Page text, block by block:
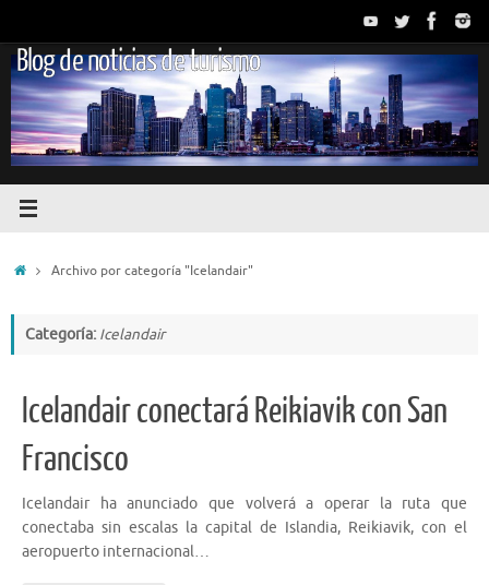
contenido
Blog de noticias de turismo
InicioArchivo por categoría "Icelandair"
Categoría: Icelandair
Icelandair conectará Reikiavik con San
Francisco
Icelandair ha anunciado que volverá a operar la ruta que
conectaba sin escalas la capital de Islandia, Reikiavik, con el
aeropuerto internacional…